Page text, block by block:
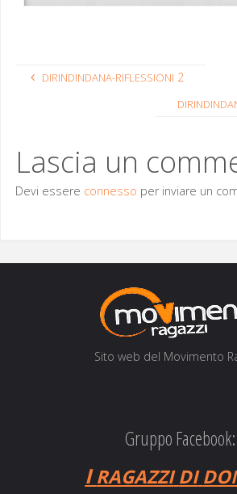
DIRINDINDANA-RIFLESSIONI 2
Lascia un
Devi essere connesso per inviare un
Sito web del Movi­men­to
Gruppo Facebook:
IRAGAZZI DI